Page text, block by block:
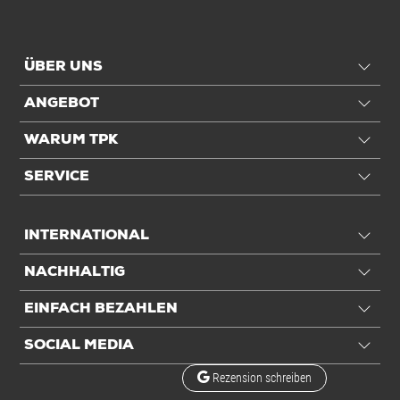
ÜBER UNS
ANGEBOT
WARUM TPK
SERVICE
INTERNATIONAL
NACHHALTIG
EINFACH BEZAHLEN
SOCIAL MEDIA
Rezension schreiben